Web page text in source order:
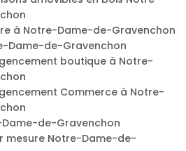
à Notre-Dame-de-Gravenchon
Dame-de-Gravenchon
boutique à Notre-
Commerce à Notre-
de-Gravenchon
mesure Notre-Dame-de-